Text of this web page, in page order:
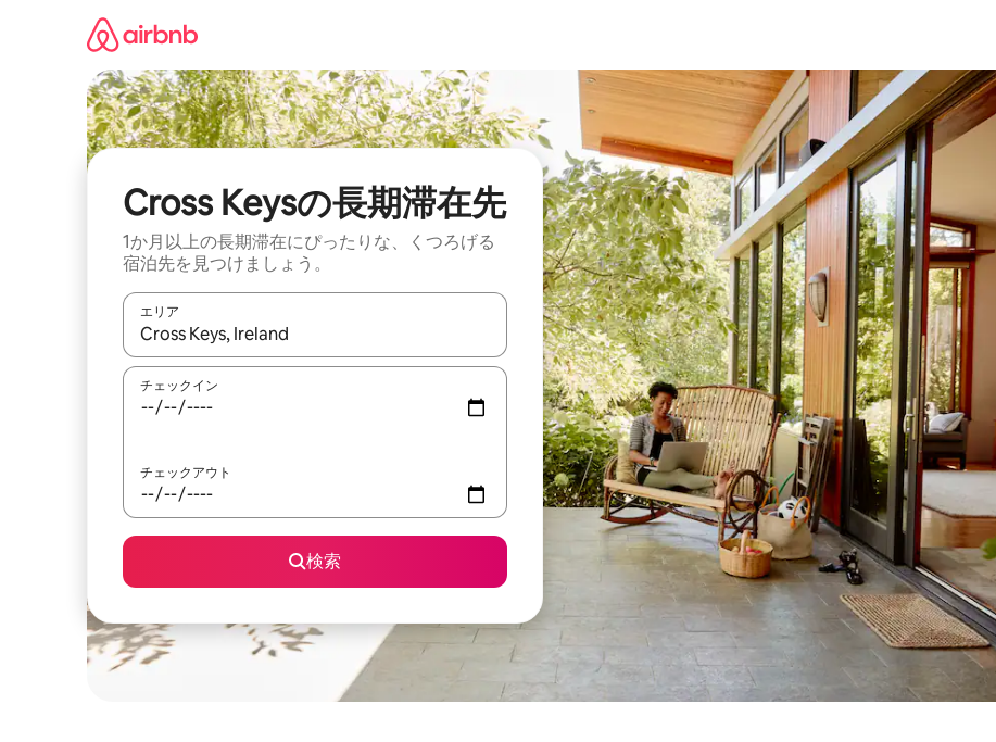
Cross Keysの長期滞在先
1か月以上の長期滞在にぴったりな、くつろげる
宿泊先を見つけましょう。
エリア
検索結果が表示されたら、上下の矢印キーを使って移動するか、画面をタッチまたはスワイプして検索結果を確認することが
チェックイン
チェックアウト
検索